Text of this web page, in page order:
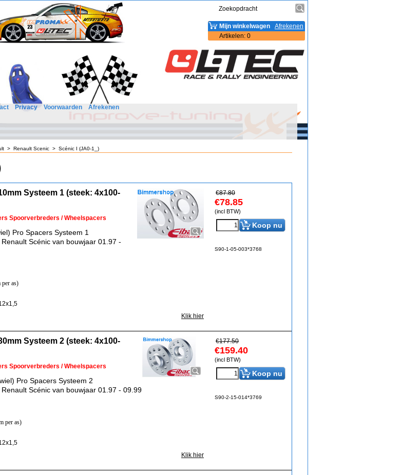
Afrekenen
Mijn winkelwagen
Artikelen: 0
Privacy Voorwaarden Afrekenen
> Renault Scenic > Scénic I (JA0-1_)
€87.80
€78.85
(incl BTW)
Koop nu
S90-1-05-003*3768
Systeem 1 (steek: 4x100-
Spoorverbreders / Wheelspacers
Pro Spacers Systeem 1
Scénic van bouwjaar 01.97 -
as)
Klik hier
€177.50
€159.40
(incl BTW)
Koop nu
S90-2-15-014*3769
Systeem 2 (steek: 4x100-
Spoorverbreders / Wheelspacers
Pro Spacers Systeem 2
Scénic van bouwjaar 01.97 - 09.99
per as)
Klik hier